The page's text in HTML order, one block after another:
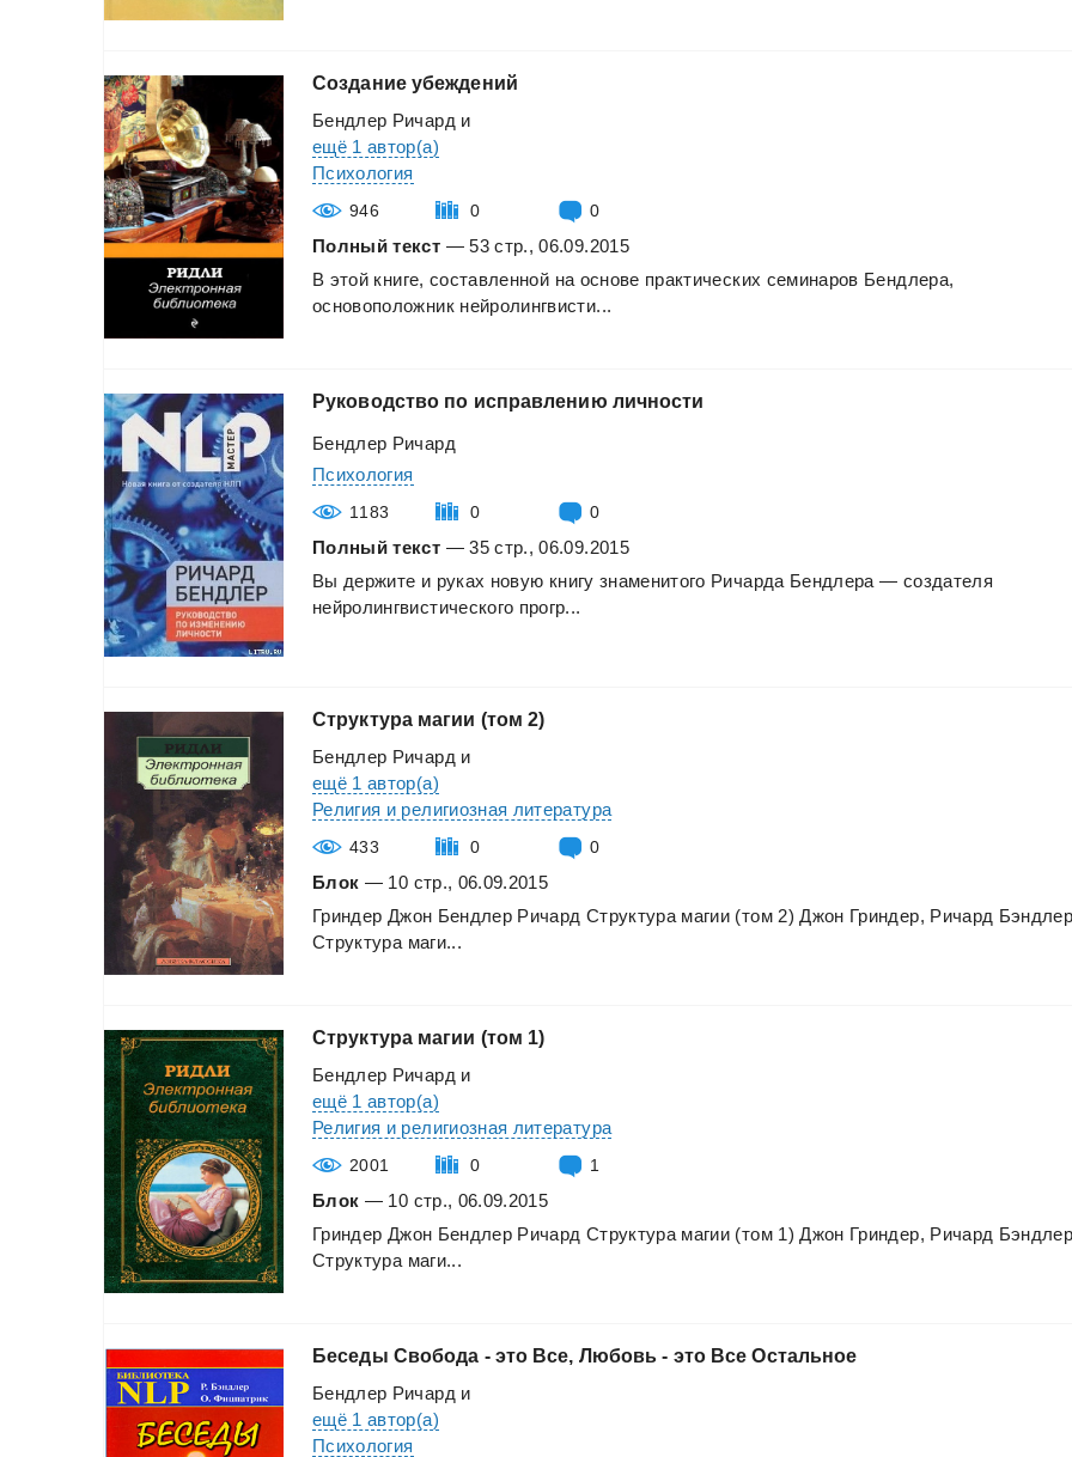
Создание убеждений
Бендлер Ричард и
ещё 1 автор(а)
Психология
946 0 0
Полный текст — 53 стр., 06.09.2015
В этой книге, составленной на основе практических семинаров Бендлера,
основоположник нейролингвисти...
Руководство по исправлению личности
Бендлер Ричард
Психология
1183 0 0
Полный текст — 35 стр., 06.09.2015
Вы держите и руках новую книгу знаменитого Ричарда Бендлера — создателя
нейролингвистического прогр...
Структура магии (том 2)
Бендлер Ричард и
ещё 1 автор(а)
Религия и религиозная литература
433 0 0
Блок — 10 стр., 06.09.2015
Гриндер Джон Бендлер Ричард Структура магии (том 2) Джон Гриндер, Ричард
Структура маги...
Структура магии (том 1)
Бендлер Ричард и
ещё 1 автор(а)
Религия и религиозная литература
2001 0 1
Блок — 10 стр., 06.09.2015
Гриндер Джон Бендлер Ричард Структура магии (том 1) Джон Гриндер, Ричард
Структура маги...
Беседы Свобода - это Все, Любовь - это Все Остальное
Бендлер Ричард и
ещё 1 автор(а)
Психология